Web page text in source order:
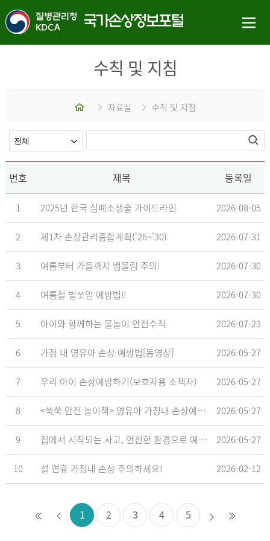
수칙 및 지침
자료실 수칙 및 지침
번호 제목 등록일
1 2025년 한국 심폐소생술 가이드라인 2026-08-05
2 제1차 손상관리종합계획('26~'30) 2026-07-31
3 여름부터 가을까지 뱀물림 주의! 2026-07-30
4 여름철 벌쏘임 예방법!! 2026-07-30
5 아이와 함께하는 물놀이 안전수칙 2026-07-23
6 가정 내 영유아 손상 예방법[동영상] 2026-05-27
7 우리 아이 손상예방하기(보호자용 소책자) 2026-05-27
8 <쑥쑥 안전 놀이책> 영유아 가정내 손상예방_영유아 놀이형 교육 교재 2026-05-27
9 집에서 시작되는 사고, 안전한 환경으로 예방해요 2026-05-27
10 설 연휴 가정내 손상 주의하세요! 2026-02-12
1 2 3 4 5